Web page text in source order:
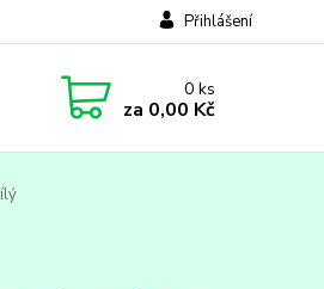
Přihlášení
0ks
za 0,00 Kč